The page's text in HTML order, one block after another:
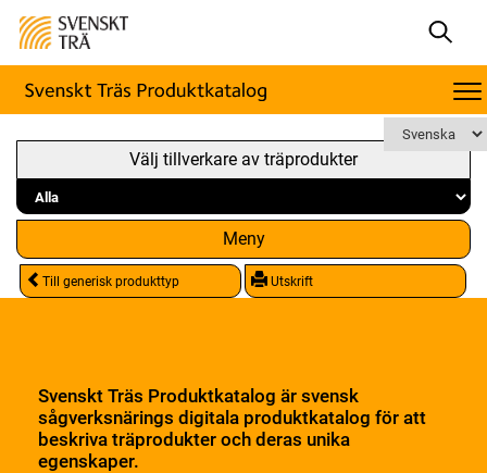
Välj tillverkare av träprodukter
Meny
Till generisk produkttyp Utskrift
Svenskt Träs Produktkatalog är svensk
sågverksnärings digitala produktkatalog för att
beskriva träprodukter och deras unika
egenskaper.